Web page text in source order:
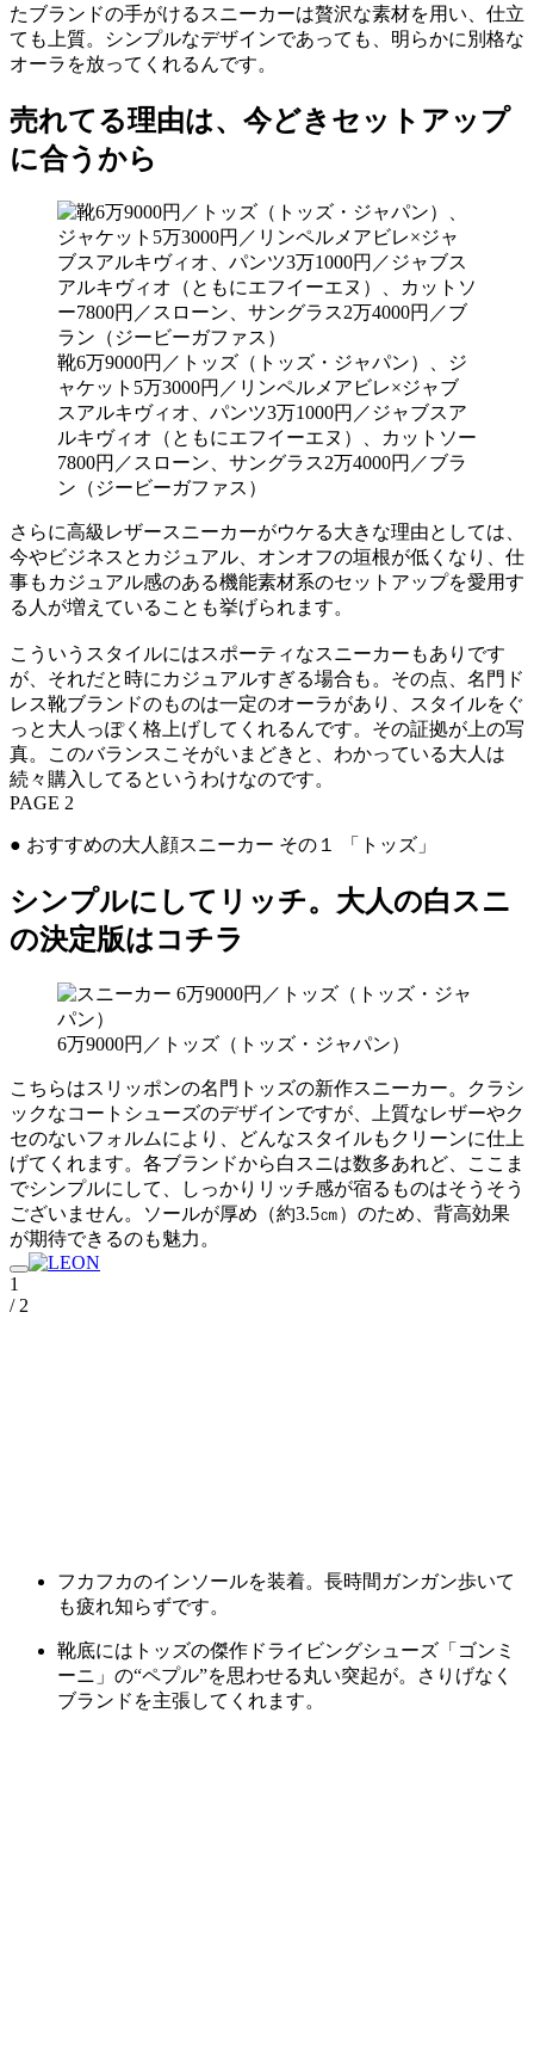
たブランドの手がけるスニーカーは贅沢な素材を用い、仕立
ても上質。シンプルなデザインであっても、明らかに別格な
オーラを放ってくれるんです。
売れてる理由は、今どきセットアップ
に合うから
靴6万9000円／トッズ（トッズ・ジャパン）、ジ
ャケット5万3000円／リンペルメアビレ×ジャブ
スアルキヴィオ、パンツ3万1000円／ジャブスア
ルキヴィオ（ともにエフイーエヌ）、カットソー
7800円／スローン、サングラス2万4000円／ブラ
ン（ジービーガファス）
さらに高級レザースニーカーがウケる大きな理由としては、
今やビジネスとカジュアル、オンオフの垣根が低くなり、仕
事もカジュアル感のある機能素材系のセットアップを愛用す
る人が増えていることも挙げられます。
こういうスタイルにはスポーティなスニーカーもありです
が、それだと時にカジュアルすぎる場合も。その点、名門ド
レス靴ブランドのものは一定のオーラがあり、スタイルをぐ
っと大人っぽく格上げしてくれるんです。その証拠が上の写
真。このバランスこそがいまどきと、わかっている大人は
続々購入してるというわけなのです。
PAGE 2
● おすすめの大人顔スニーカー その１ 「トッズ」
シンプルにしてリッチ。大人の白スニ
の決定版はコチラ
6万9000円／トッズ（トッズ・ジャパン）
こちらはスリッポンの名門トッズの新作スニーカー。クラシ
ックなコートシューズのデザインですが、上質なレザーやク
セのないフォルムにより、どんなスタイルもクリーンに仕上
げてくれます。各ブランドから白スニは数多あれど、ここま
でシンプルにして、しっかりリッチ感が宿るものはそうそう
ございません。ソールが厚め（約3.5㎝）のため、背高効果
が期待できるのも魅力。
1
/ 2
フカフカのインソールを装着。長時間ガンガン歩いて
も疲れ知らずです。
靴底にはトッズの傑作ドライビングシューズ「ゴンミ
ーニ」の“ペプル”を思わせる丸い突起が。さりげなく
ブランドを主張してくれます。